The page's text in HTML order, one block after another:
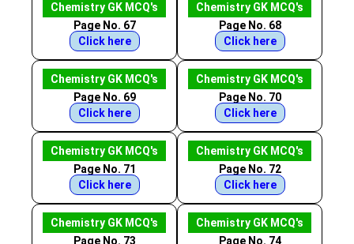
Chemistry GK MCQ's
Page No. 67
Click here
Chemistry GK MCQ's
Page No. 68
Click here
Chemistry GK MCQ's
Page No. 69
Click here
Chemistry GK MCQ's
Page No. 70
Click here
Chemistry GK MCQ's
Page No. 71
Click here
Chemistry GK MCQ's
Page No. 72
Click here
Chemistry GK MCQ's
Page No. 73
Chemistry GK MCQ's
Page No. 74